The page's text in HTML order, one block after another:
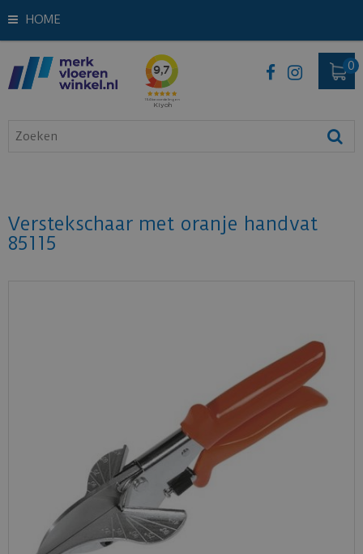
HOME
Verstekschaar met oranje handvat
85115